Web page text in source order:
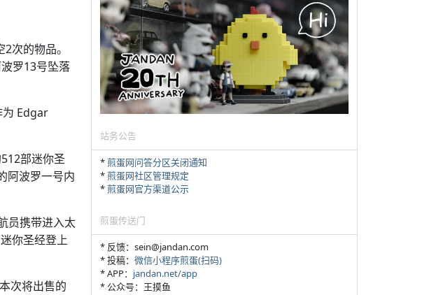
次的物品。
罗13号坠落
为 Edgar
部迷你圣
阿波罗一号内
员携带进入太
你圣经登上
次将出售的
站务公告
*煎蛋网问答分区关闭通知
*煎蛋网社区管理规定
*煎蛋网官方渠道公示
煎蛋传送门
* 反馈：sein@jandan.com
* 投稿： 微信小程序煎蛋(扫码)
* APP： jandan.net/app
* 公众号：王摸鱼